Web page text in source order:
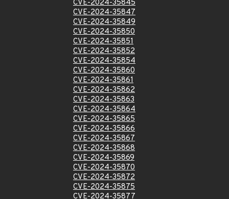
CVE-2024-35845
CVE-2024-35847
CVE-2024-35849
CVE-2024-35850
CVE-2024-35851
CVE-2024-35852
CVE-2024-35854
CVE-2024-35860
CVE-2024-35861
CVE-2024-35862
CVE-2024-35863
CVE-2024-35864
CVE-2024-35865
CVE-2024-35866
CVE-2024-35867
CVE-2024-35868
CVE-2024-35869
CVE-2024-35870
CVE-2024-35872
CVE-2024-35875
CVE-2024-35877